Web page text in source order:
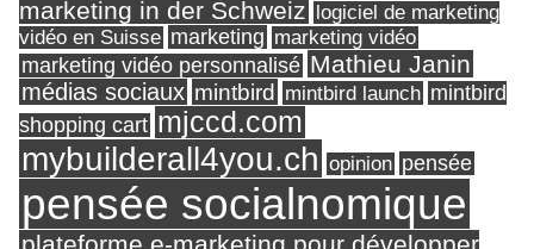
marketing in der Schweiz logiciel de marketing
vidéo en Suisse marketing marketing vidéo
marketing vidéo personnalisé Mathieu Janin
médias sociaux mintbird mintbird launch mintbird
shopping cart mjccd.com
mybuilderall4you.ch opinion pensée
pensée socialnomique